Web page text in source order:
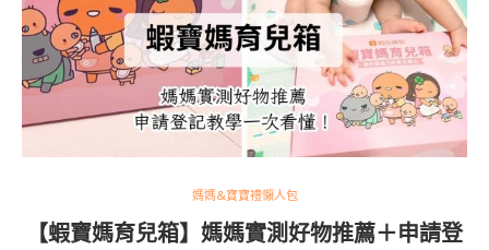
媽媽&寶寶禮懶人包
【蝦寶媽育兒箱】媽媽實測好物推薦＋申請登